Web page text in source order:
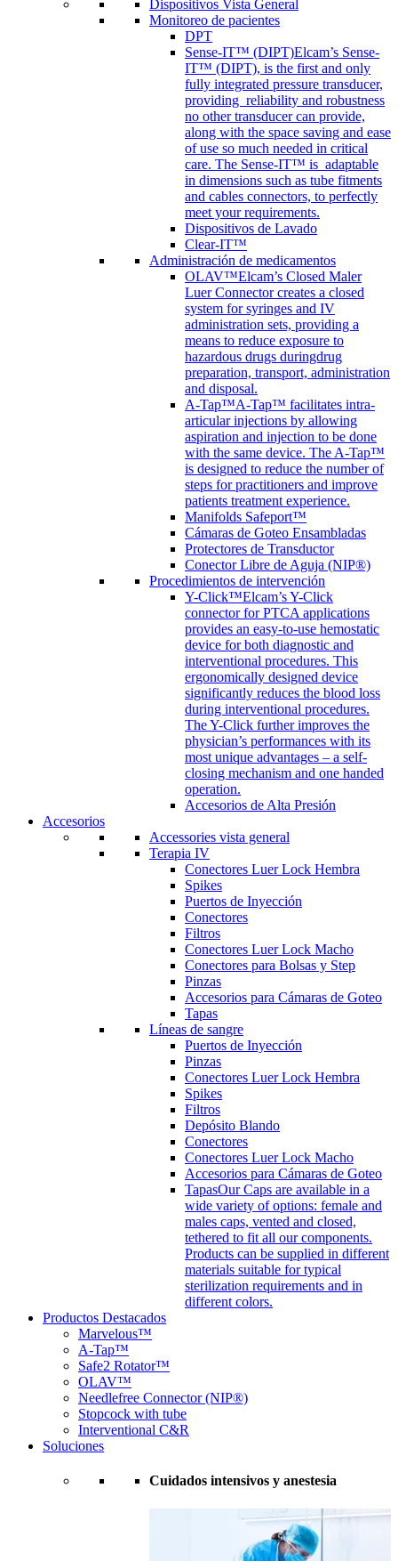
Dispositivos Vista General
Monitoreo de pacientes
DPT
Sense-IT™ (DIPT)Elcam’s Sense-
IT™ (DIPT), is the first and only
fully integrated pressure transducer,
providing reliability and robustness
no other transducer can provide,
along with the space saving and ease
of use so much needed in critical
care. The Sense-IT™ is adaptable
in dimensions such as tube fitments
and cables connectors, to perfectly
meet your requirements.
Dispositivos de Lavado
Clear-IT™
Administración de medicamentos
OLAV™Elcam’s Closed Maler
Luer Connector creates a closed
system for syringes and IV
administration sets, providing a
means to reduce exposure to
hazardous drugs duringdrug
preparation, transport, administration
and disposal.
A-Tap™A-Tap™ facilitates intra-
articular injections by allowing
aspiration and injection to be done
with the same device. The A-Tap™
is designed to reduce the number of
steps for practitioners and improve
patients treatment experience.
Manifolds Safeport™
Cámaras de Goteo Ensambladas
Protectores de Transductor
Conector Libre de Aguja (NIP®)
Procedimientos de intervención
Y-Click™Elcam’s Y-Click
connector for PTCA applications
provides an easy-to-use hemostatic
device for both diagnostic and
interventional procedures. This
ergonomically designed device
significantly reduces the blood loss
during interventional procedures.
The Y-Click further improves the
physician’s performances with its
most unique advantages – a self-
closing mechanism and one handed
operation.
Accesorios de Alta Presión
Accesorios
Accessories vista general
Terapia IV
Conectores Luer Lock Hembra
Spikes
Puertos de Inyección
Conectores
Filtros
Conectores Luer Lock Macho
Conectores para Bolsas y Step
Pinzas
Accesorios para Cámaras de Goteo
Tapas
Líneas de sangre
Puertos de Inyección
Pinzas
Conectores Luer Lock Hembra
Spikes
Filtros
Depósito Blando
Conectores
Conectores Luer Lock Macho
Accesorios para Cámaras de Goteo
TapasOur Caps are available in a
wide variety of options: female and
males caps, vented and closed,
tethered to fit all our components.
Products can be supplied in different
materials suitable for typical
sterilization requirements and in
different colors.
Productos Destacados
Marvelous™
A-Tap™
Safe2 Rotator™
OLAV™
Needlefree Connector (NIP®)
Stopcock with tube
Interventional C&R
Soluciones
Cuidados intensivos y anestesia